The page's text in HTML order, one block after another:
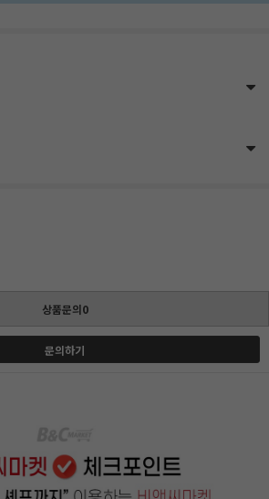
상품문의0
문의하기